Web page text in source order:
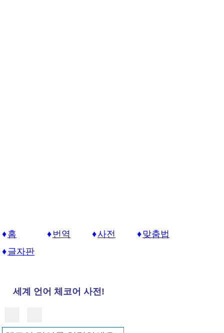
홈 번역 사전
맞춤법
글자판
세계 언어 체코어 사전!